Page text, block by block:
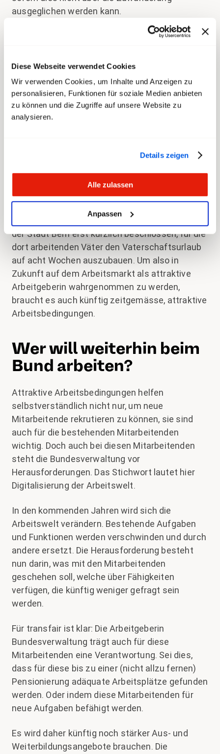
Diese Webseite verwendet Cookies
Wir verwenden Cookies, um Inhalte und Anzeigen zu
personalisieren, Funktionen für soziale Medien anbieten
zu können und die Zugriffe auf unsere Website zu
analysieren.
Details zeigen
Alle zulassen
Anpassen
ausgeglichen werden kann.
Die Anforderungen, die jüngere Generationen an
zudem von denjenigen ihrer älteren Kolleginnen
verantwortungsvollen Positionen, bessere
Vereinbarkeit von Privat- und Familienleben mit
der Arbeit sowie mehr Flexibilität bei der
transfair setzt sich seit jeher für attraktive
ein. Wie beispielsweise den auf Anfang dieses
Jahres auf vier Wochen erhöhten
viel zu tun. So hat beispielsweise das Parlament
der Stadt Bern erst kürzlich beschlossen, für die
dort arbeitenden Väter den Vaterschaftsurlaub
auf acht Wochen auszubauen. Um also in
Zukunft auf dem Arbeitsmarkt als attraktive
Arbeitgeberin wahrgenommen zu werden,
braucht es auch künftig zeitgemässe, attraktive
Arbeitsbedingungen.
Wer will weiterhin beim
Bund arbeiten?
Attraktive Arbeitsbedingungen helfen
selbstverständlich nicht nur, um neue
Mitarbeitende rekrutieren zu können, sie sind
auch für die bestehenden Mitarbeitenden
wichtig. Doch auch bei diesen Mitarbeitenden
steht die Bundesverwaltung vor
Herausforderungen. Das Stichwort lautet hier
Digitalisierung der Arbeitswelt.
In den kommenden Jahren wird sich die
Arbeitswelt verändern. Bestehende Aufgaben
und Funktionen werden verschwinden und durch
andere ersetzt. Die Herausforderung besteht
nun darin, was mit den Mitarbeitenden
geschehen soll, welche über Fähigkeiten
verfügen, die künftig weniger gefragt sein
werden.
Für transfair ist klar: Die Arbeitgeberin
Bundesverwaltung trägt auch für diese
Mitarbeitenden eine Verantwortung. Sei dies,
dass für diese bis zu einer (nicht allzu fernen)
Pensionierung adäquate Arbeitsplätze gefunden
werden. Oder indem diese Mitarbeitenden für
neue Aufgaben befähigt werden.
Es wird daher künftig noch stärker Aus- und
Weiterbildungsangebote brauchen. Die